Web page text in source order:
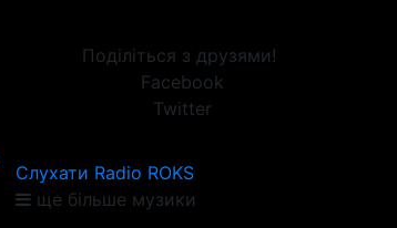
Поділіться з друзями!
Facebook
Twitter
Слухати Radio ROKS
ще більше музики